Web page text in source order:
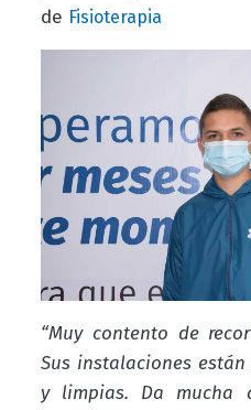
de Fisioterapia
“Muy contento de
Sus instalaciones
y limpias. Da mucha